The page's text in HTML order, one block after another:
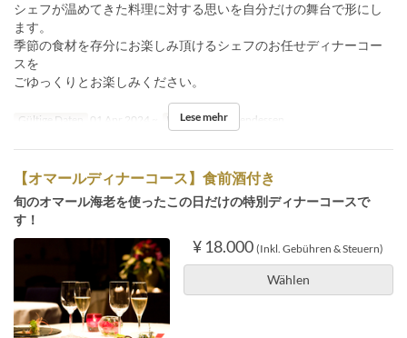
シェフが温めてきた料理に対する思いを自分だけの舞台で形にし
ます。
季節の食材を存分にお楽しみ頂けるシェフのお任せディナーコー
スを
ごゆっくりとお楽しみください。
Gültige Daten 01 Apr 2024 ~ Mahlzeiten Abendessen
Lese mehr
【オマールディナーコース】食前酒付き
旬のオマール海老を使ったこの日だけの特別ディナーコースで
す！
¥ 18.000 (Inkl. Gebühren & Steuern)
Wählen